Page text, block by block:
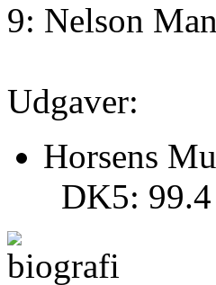
9: Nelson
Udgaver:
Horsens
DK5: